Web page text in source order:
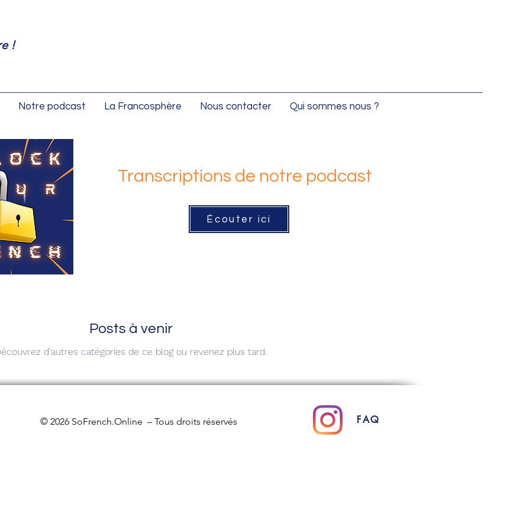
!
Notre podcast La Francosphère Nous contacter Qui sommes nous ?
Transcriptions de notre podcast
Écouter ici
Posts à venir
d'autres catégories de ce blog ou revenez plus tard.
© 2026 SoFrench.Online – Tous droits réservés FAQ